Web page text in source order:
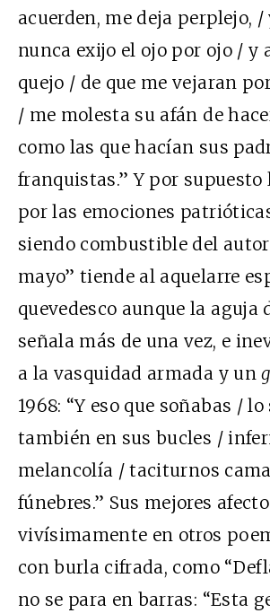
acuerden, me deja perplejo, /
nunca exijo el ojo por ojo / y
quejo / de que me vejaran
/ me molesta su afán de
como las que hacían sus
franquistas.” Y por supuesto
por las emociones
siendo combustible del
mayo” tiende al aquelarre
quevedesco aunque la aguja
señala más de una vez, e
a la vasquidad armada y un
1968: “Y eso que soñabas /
también en sus bucles /
melancolía / taciturnos
fúnebres.” Sus mejores
vivísimamente en otros
con burla cifrada, como
no se para en barras: “Esta